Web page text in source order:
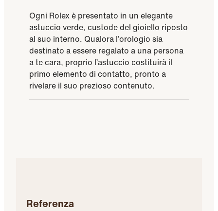
Ogni Rolex è presentato in un elegante
astuccio verde, custode del gioiello riposto
al suo interno. Qualora l’orologio sia
destinato a essere regalato a una persona
a te cara, proprio l’astuccio costituirà il
primo elemento di contatto, pronto a
rivelare il suo prezioso contenuto.
Referenza